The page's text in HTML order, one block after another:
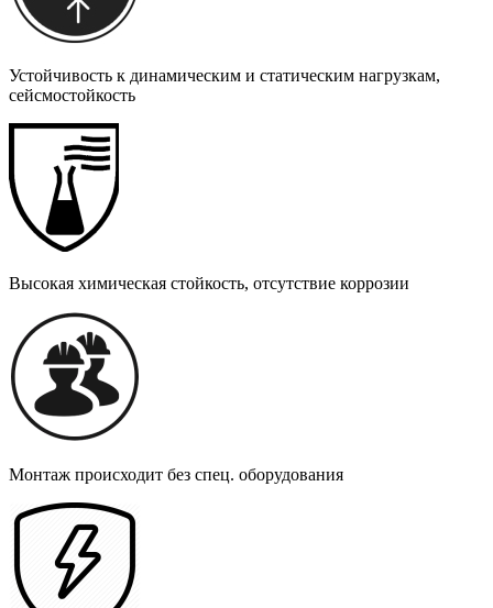
Устойчивость к динамическим и статическим нагрузкам,
сейсмостойкость
Высокая химическая стойкость, отсутствие коррозии
Монтаж происходит без спец. оборудования